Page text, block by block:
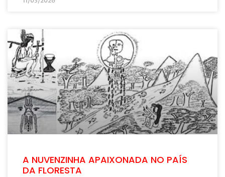
A NUVENZINHA APAIXONADA NO PAÍS
DA FLORESTA